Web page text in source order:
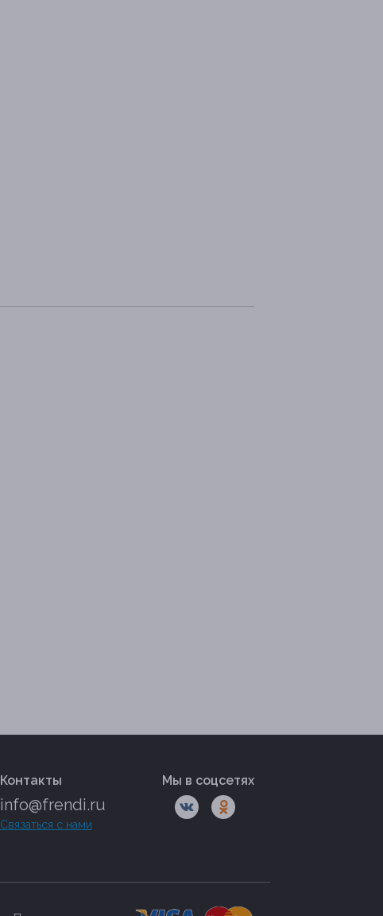
Контакты
info@frendi.ru
Связаться с нами
Мы в соцсетях